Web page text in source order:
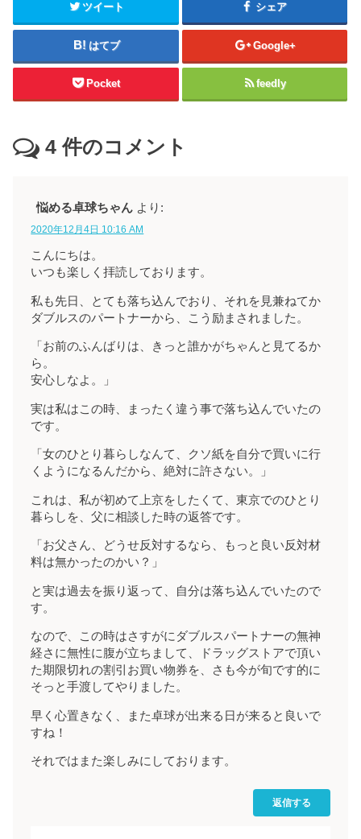
ツイート シェア
はてブ Google+
Pocket feedly
4 件のコメント
悩める卓球ちゃん より:
2020年12月4日 10:16 AM
こんにちは。
いつも楽しく拝読しております。
私も先日、とても落ち込んでおり、それを見兼ねてか
ダブルスのパートナーから、こう励まされました。
「お前のふんばりは、きっと誰かがちゃんと見てるか
ら。
安心しなよ。」
実は私はこの時、まったく違う事で落ち込んでいたの
です。
「女のひとり暮らしなんて、クソ紙を自分で買いに行
くようになるんだから、絶対に許さない。」
これは、私が初めて上京をしたくて、東京でのひとり
暮らしを、父に相談した時の返答です。
「お父さん、どうせ反対するなら、もっと良い反対材
料は無かったのかい？」
と実は過去を振り返って、自分は落ち込んでいたので
す。
なので、この時はさすがにダブルスパートナーの無神
経さに無性に腹が立ちまして、ドラッグストアで頂い
た期限切れの割引お買い物券を、さも今が旬です的に
そっと手渡してやりました。
早く心置きなく、また卓球が出来る日が来ると良いで
すね！
それではまた楽しみにしております。
返信する